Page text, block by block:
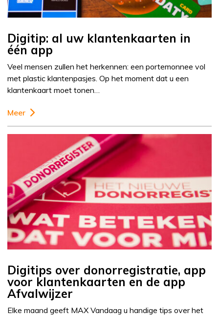
Digitip: al uw klantenkaarten in
één app
Veel mensen zullen het herkennen: een portemonnee vol
met plastic klantenpasjes. Op het moment dat u een
klantenkaart moet tonen…
Meer
Digitips over donorregistratie, app
voor klantenkaarten en de app
Afvalwijzer
Elke maand geeft MAX Vandaag u handige tips over het